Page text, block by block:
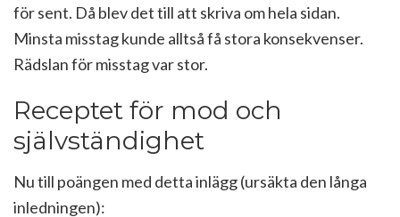
för sent. Då blev det till att skriva om hela sidan.
Minsta misstag kunde alltså få stora konsekvenser.
Rädslan för misstag var stor.
Receptet för mod och
självständighet
Nu till poängen med detta inlägg (ursäkta den långa
inledningen):